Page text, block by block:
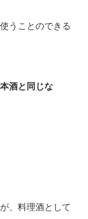
うことのできる
酒と同じな
、料理酒として